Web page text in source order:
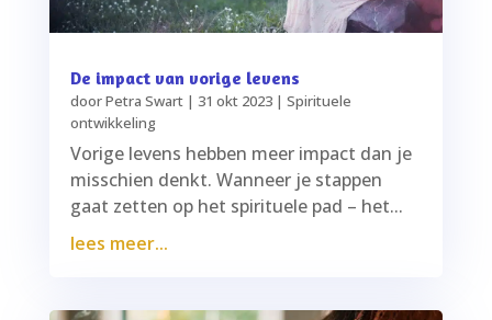
De impact van vorige levens
doorPetra Swart| 31 okt 2023| Spirituele
ontwikkeling
Vorige levens hebben meer impact dan je
misschien denkt. Wanneer je stappen
gaat zetten op het spirituele pad – het...
lees meer...